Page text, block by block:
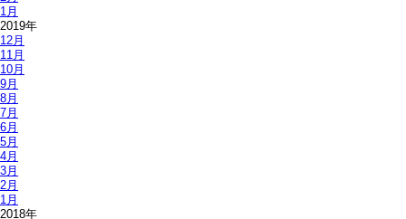
1月
2019年
12月
11月
10月
9月
8月
7月
6月
5月
4月
3月
2月
1月
2018年